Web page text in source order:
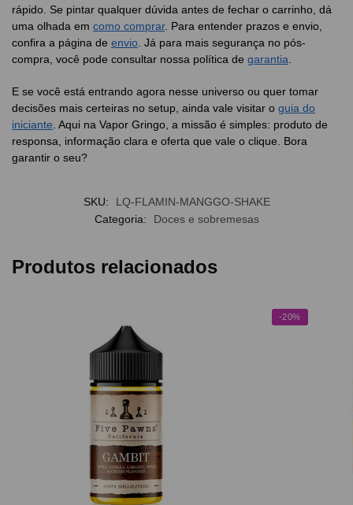
rápido. Se pintar qualquer dúvida antes de fechar o carrinho, dá
uma olhada em como comprar. Para entender prazos e envio,
confira a página de envio . Já para mais segurança no pós-
compra, você pode consultar nossa política de garantia
E se você está entrando agora nesse universo ou quer tomar
decisões mais certeiras no setup, ainda vale visitar o guia do
iniciante . Aqui na Vapor Gringo, a missão é simples: produto de
responsa, informação clara e oferta que vale o clique. Bora
garantir o seu?
SKU:
LQ-FLAMIN-MANGGO-SHAKE
Categoria:
Doces e sobremesas
Produtos relacionados
-20%